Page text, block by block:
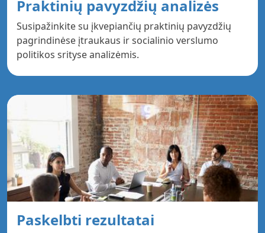
Praktinių pavyzdžių analizės
Susipažinkite su įkvepiančių praktinių pavyzdžių
pagrindinėse įtraukaus ir socialinio verslumo
politikos srityse analizėmis.
Paskelbti rezultatai